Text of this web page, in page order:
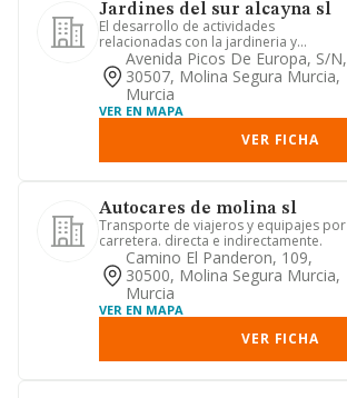
Jardines del sur alcayna sl
El desarrollo de actividades
relacionadas con la jardineria y
hosteleria, comprendiendo
principalme...
Avenida Picos De Europa, S/n,
30507, Molina Segura Murcia,
Murcia
VER EN MAPA
VER FICHA
Autocares de molina sl
Transporte de viajeros y equipajes por
carretera. directa e indirectamente.
Camino El Panderon, 109,
30500, Molina Segura Murcia,
Murcia
VER EN MAPA
VER FICHA